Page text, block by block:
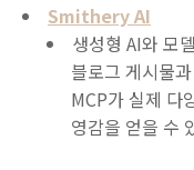
Smithery AI
생성형 AI와 모
블로그 게시물
MCP가 실제 다
영감을 얻을 수